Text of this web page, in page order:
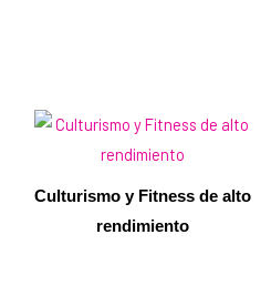
Culturismo y Fitness de alto
rendimiento